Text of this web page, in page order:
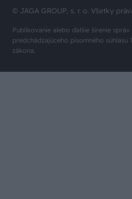
© JAGA GROUP, s. r. o. Všetky
Publikovanie alebo ďalšie šírenie správ
predchádzajúceho písomného súhlasu
zákona.